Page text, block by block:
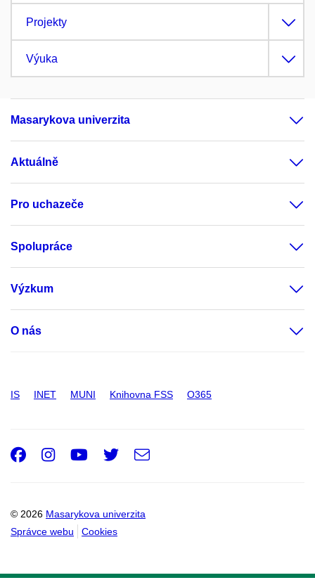
Projekty
Výuka
Masarykova univerzita
Aktuálně
Pro uchazeče
Spolupráce
Výzkum
O nás
IS INET MUNI Knihovna FSS O365
© 2026 Masarykova univerzita
Správce webu
Cookies
Facebook
Instagram
Youtube
Twitter
e-